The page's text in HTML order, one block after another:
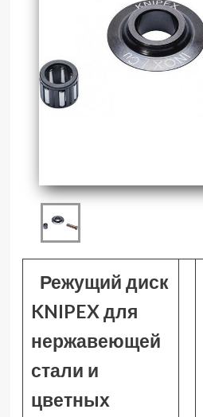
Режущий диск
KNIPEX для
нержавеющей
стали и
цветных